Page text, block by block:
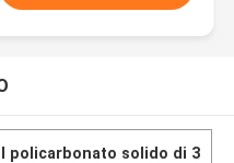
policarbonato solido di 3